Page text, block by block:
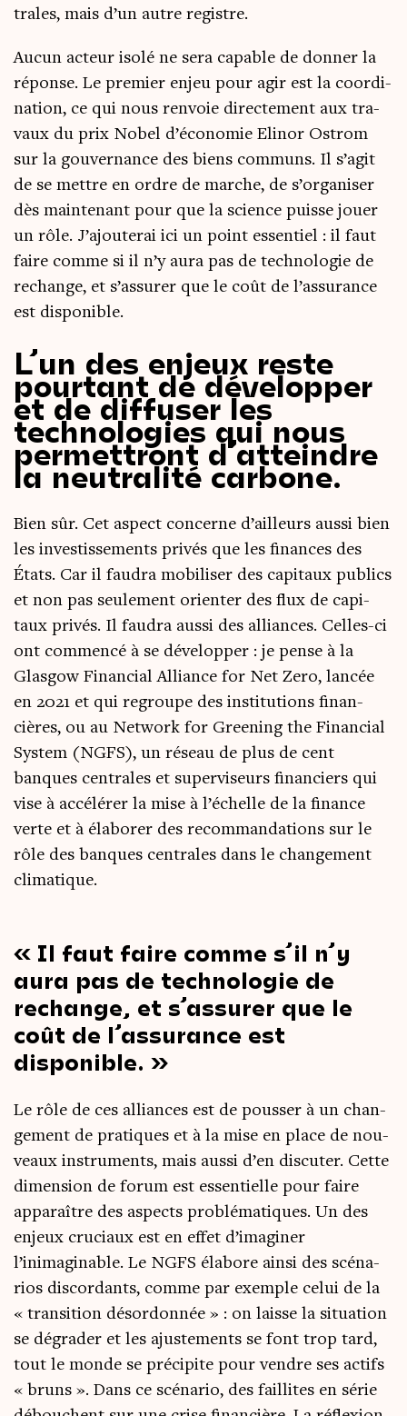
trales, mais d’un autre registre.
Aucun acteur iso­lé ne sera capable de don­ner la
réponse. Le pre­mier enjeu pour agir est la coor­di­
na­tion, ce qui nous ren­voie direc­te­ment aux tra­
vaux du prix Nobel d’économie Eli­nor Ostrom
sur la gou­ver­nance des biens com­muns. Il s’agit
de se mettre en ordre de marche, de s’organiser
dès main­te­nant pour que la science puisse jouer
un rôle. J’ajouterai ici un point essen­tiel : il faut
faire comme si il n’y aura pas de tech­no­lo­gie de
rechange, et s’assurer que le coût de l’assurance
est disponible.
L’un des enjeux reste
pourtant de développer
et de diffuser les
technologies qui nous
permettront d’atteindre
la neutralité carbone.
Bien sûr. Cet aspect concerne d’ailleurs aus­si bien
les inves­tis­se­ments pri­vés que les finances des
États. Car il fau­dra mobi­li­ser des capi­taux publics
et non pas seule­ment orien­ter des flux de capi­
taux pri­vés. Il fau­dra aus­si des alliances. Celles-ci
ont com­men­cé à se déve­lop­per : je pense à la
Glas­gow Finan­cial Alliance for Net Zero, lan­cée
en 2021 et qui regroupe des ins­ti­tu­tions finan­
cières, ou au Net­work for Gree­ning the Finan­cial
Sys­tem (NGFS), un réseau de plus de cent
banques cen­trales et super­vi­seurs finan­ciers qui
vise à accé­lé­rer la mise à l’é­chelle de la finance
verte et à éla­bo­rer des recom­man­da­tions sur le
rôle des banques cen­trales dans le chan­ge­ment
climatique.
Il faut faire comme s’il n’y
aura pas de tech­no­lo­gie de
rechange, et s’assurer que le
coût de l’assurance est
disponible.
Le rôle de ces alliances est de pous­ser à un chan­
ge­ment de pra­tiques et à la mise en place de nou­
veaux ins­tru­ments, mais aus­si d’en dis­cu­ter. Cette
dimen­sion de forum est essen­tielle pour faire
appa­raître des aspects pro­blé­ma­tiques. Un des
enjeux cru­ciaux est en effet d’imaginer
l’inimaginable. Le NGFS éla­bore ain­si des scé­na­
rios dis­cor­dants, comme par exemple celui de la
« tran­si­tion désor­don­née » : on laisse la situa­tion
se dégra­der et les ajus­te­ments se font trop tard,
tout le monde se pré­ci­pite pour vendre ses actifs
« bruns ». Dans ce scé­na­rio, des faillites en série